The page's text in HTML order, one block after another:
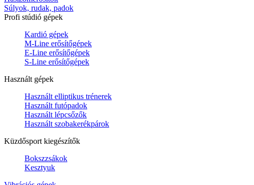
Súlyok, rudak, padok
Profi stúdió gépek
Kardió gépek
M-Line erősítőgépek
E-Line erősítőgépek
S-Line erősítőgépek
Használt gépek
Használt elliptikus trénerek
Használt futópadok
Használt lépcsőzők
Használt szobakerékpárok
Küzdősport kiegészítők
Bokszzsákok
Kesztyuk